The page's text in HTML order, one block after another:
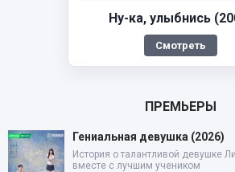
Ну-ка, улыбнись
Смотреть
ПРЕМЬЕРЫ
Гениальная девушка (2026)
История о талантливой девушке
вместе с лучшим учеником